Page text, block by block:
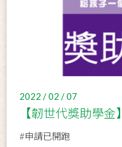
2022 / 02 / 07
【韌世代獎助學金】
#申請已開跑